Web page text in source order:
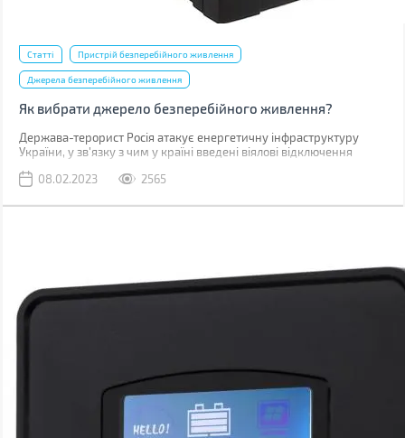
Статті Пристрій безперебійного живлення
Джерела безперебійного живлення
Як вибрати джерело безперебійного живлення?
Держава-терорист Росія атакує енергетичну інфраструктуру
України, у зв'язку з чим у країні введені віялові відключення
забезпечити працездатність техніки та гаджетів на якийсь час
безперебійного живлення (ДБЖ або UPS, англ. аналог
08.02.2023 2565